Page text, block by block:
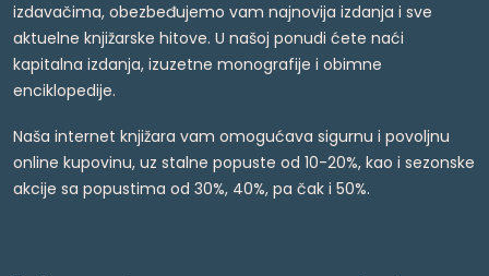
izdavačima, obezbeđujemo vam najnovija izdanja i sve
aktuelne knjižarske hitove. U našoj ponudi ćete naći
kapitalna izdanja, izuzetne monografije i obimne
enciklopedije.
Naša internet knjižara vam omogućava sigurnu i povoljnu
online kupovinu, uz stalne popuste od 10-20%, kao i sezonske
akcije sa popustima od 30%, 40%, pa čak i 50%.